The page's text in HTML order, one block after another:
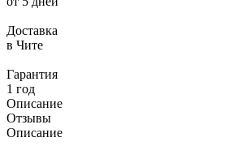
Доставка
в Чите
Гарантия
1 год
Описание
Отзывы
Описание